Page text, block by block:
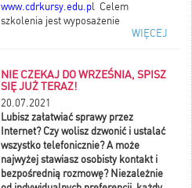
www.cdrkursy.edu.pl Celem
szkolenia jest wyposażenie
uczestników w wiedzę potrzebną do
sołecki.
Udział w szkoleniu jest
bezpłatny.
szkolenie trwaod 19 lipca do 6
września 2021 roku. Szczegóły w
rozwinieciu wiadomości.
WIĘCEJ
NIE CZEKAJ DO WRZEŚNIA, SPISZ
SIĘ JUŻ TERAZ!
20.07.2021
Lubisz załatwiać sprawy przez
Internet? Czy wolisz dzwonić i ustalać
wszystko telefonicznie? A może
najwyżej stawiasz osobisty kontakt i
bezpośrednią rozmowę? Niezależnie